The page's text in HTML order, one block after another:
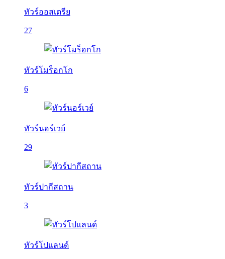
ทัวร์ออสเตรีย
27
ทัวร์โมร็อกโก
6
ทัวร์นอร์เวย์
29
ทัวร์ปากีสถาน
3
ทัวร์โปแลนด์